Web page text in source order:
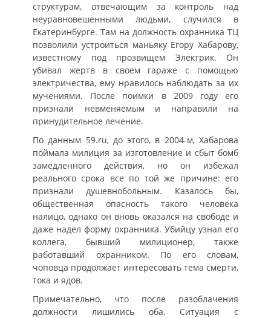
структурам, отвечающим за контроль над
неуравновешенными людьми, случился в
Екатеринбурге. Там на должность охранника ТЦ
позволили устроиться маньяку Егору Хабарову,
известному под прозвищем Электрик. Он
убивал жертв в своем гараже с помощью
электричества, ему нравилось наблюдать за их
мучениями. После поимки в 2009 году его
признали невменяемым и направили на
принудительное лечение.
По данным 59.ru, до этого, в 2004-м, Хабарова
поймала милиция за изготовление и сбыт бомб
замедленного действия, но он избежал
реального срока все по той же причине: его
признали душевнобольным. Казалось бы,
общественная опасность такого человека
налицо, однако он вновь оказался на свободе и
даже надел форму охранника. Убийцу узнал его
коллега, бывший милиционер, также
работавший охранником. По его словам,
чоповца продолжает интересовать тема смерти,
тока и ядов.
Примечательно, что после разоблачения
должности лишились оба. Ситуация с